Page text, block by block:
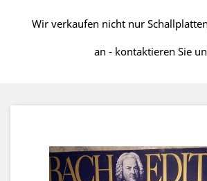
Wir verkaufen nicht nur
an - kontaktieren Sie